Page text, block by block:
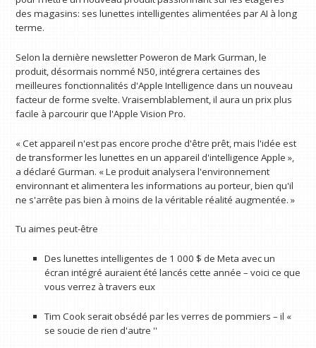
des magasins: ses lunettes intelligentes alimentées par AI à long
terme.
Selon la dernière newsletter Poweron de Mark Gurman, le
produit, désormais nommé N50, intégrera certaines des
meilleures fonctionnalités d'Apple Intelligence dans un nouveau
facteur de forme svelte. Vraisemblablement, il aura un prix plus
facile à parcourir que l'Apple Vision Pro.
« Cet appareil n'est pas encore proche d'être prêt, mais l'idée est
de transformer les lunettes en un appareil d'intelligence Apple »,
a déclaré Gurman. « Le produit analysera l'environnement
environnant et alimentera les informations au porteur, bien qu'il
ne s'arrête pas bien à moins de la véritable réalité augmentée. »
Tu aimes peut-être
Des lunettes intelligentes de 1 000 $ de Meta avec un
écran intégré auraient été lancés cette année – voici ce que
vous verrez à travers eux
Tim Cook serait obsédé par les verres de pommiers – il «
se soucie de rien d'autre ''